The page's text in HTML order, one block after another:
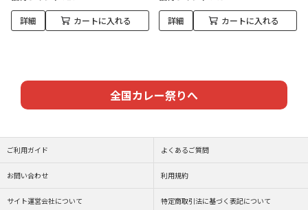
詳細 カートに入れる 詳細 カートに入れる
全国カレー祭りへ
ご利用ガイド よくあるご質問
お問い合わせ 利用規約
サイト運営会社について 特定商取引法に基づく表記について